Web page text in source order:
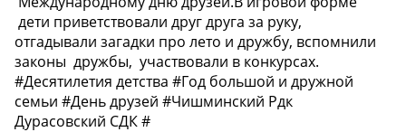
дети приветствовали друг друга за руку,
отгадывали загадки про лето и дружбу, вспомнили
законы дружбы, участвовали в конкурсах.
#Десятилетия детства #Год большой и дружной
семьи #День друзей #Чишминский Рдк
Дурасовский СДК #